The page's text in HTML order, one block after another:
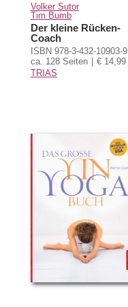
Volker Sutor
Tim Bumb
Der kleine Rücken-
Coach
ISBN 978-3-432-10903-9
ca. 128 Seiten
€ 14,99
TRIAS